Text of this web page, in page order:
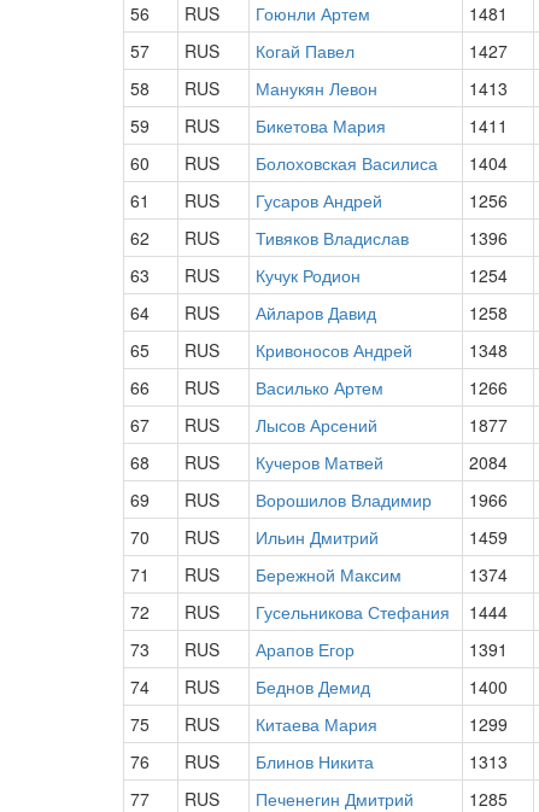
56
RUS Гоюнли Артем 1481
57
RUS Когай Павел 1427
58
RUS Манукян Левон 1413
59
RUS Бикетова Мария 1411
60
RUS Болоховская Василиса 1404
61
RUS Гусаров Андрей 1256
62
RUS Тивяков Владислав 1396
63
RUS Кучук Родион 1254
64
RUS Айларов Давид 1258
65
RUS Кривоносов Андрей 1348
66
RUS Василько Артем 1266
67
RUS Лысов Арсений 1877
68
RUS Кучеров Матвей 2084
69
RUS Ворошилов Владимир 1966
70
RUS Ильин Дмитрий 1459
71
RUS Бережной Максим 1374
72
RUS Гусельникова Стефания 1444
73
RUS Арапов Егор 1391
74
RUS Беднов Демид 1400
75
RUS Китаева Мария 1299
76
RUS Блинов Никита 1313
77
RUS Печенегин Дмитрий 1285